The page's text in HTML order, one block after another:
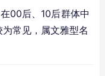
00后、10后群体中
常见，属文雅型名